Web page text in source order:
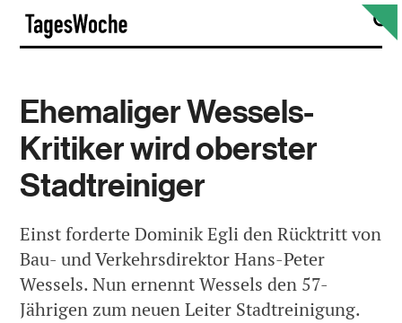
Skip
content
Ehemaliger Wessels-
Kritiker wird oberster
Stadtreiniger
Einst forderte Dominik Egli den Rücktritt von
Bau- und Verkehrsdirektor Hans-Peter
Wessels. Nun ernennt Wessels den 57-
Jährigen zum neuen Leiter Stadtreinigung.